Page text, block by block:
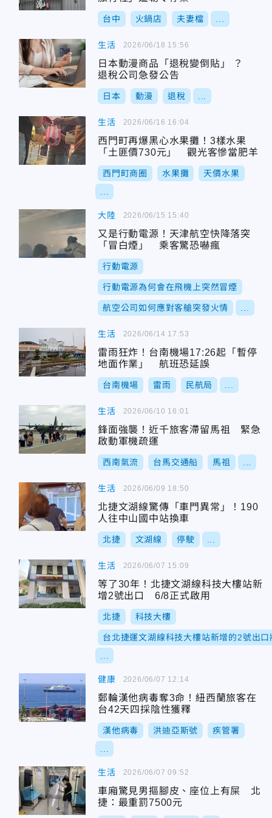
台中 火鍋店 夫妻檔
生活
日本動漫商品「退稅變倒貼」 ？
退稅公司急發公告
日本 動漫 退稅
2026/06/18 15:56
生活
西門町再爆黑心水果攤！3樣水果
「土匪價730元」 觀光客慘當肥羊
西門町商圈 水果攤 天價水果
2026/06/16 16:04
大陸
又是行動電源！天津航空快降落突
「冒白煙」 乘客驚恐嚇瘋
行動電源
行動電源為何會在飛機上突然冒煙
航空公司如何應對客艙突發火情
2026/06/15 15:40
生活
雷雨狂炸！台南機場17:26起「暫停
地面作業」 航班恐延誤
台南機場 雷雨 民航局
2026/06/14 17:53
生活
鋒面強襲！近千旅客滯留馬祖 緊急
啟動軍機疏運
西南氣流 台馬交通船 馬祖
2026/06/10 16:01
生活
北捷文湖線驚傳「車門異常」！190
人往中山國中站換車
北捷 文湖線 停駛
2026/06/09 18:50
生活
等了30年！北捷文湖線科技大樓站新
增2號出口 6/8正式啟用
北捷 科技大樓
台北捷運文湖線科技大樓站新增的2號出
2026/06/07 15:09
健康
郵輪漢他病毒奪3命！紐西蘭旅客在
台42天四採陰性獲釋
漢他病毒 洪迪亞斯號 疾管署
2026/06/07 12:14
生活
車廂驚見男摳腳皮、座位上有屎 北
捷：最重罰7500元
2026/06/07 09:52